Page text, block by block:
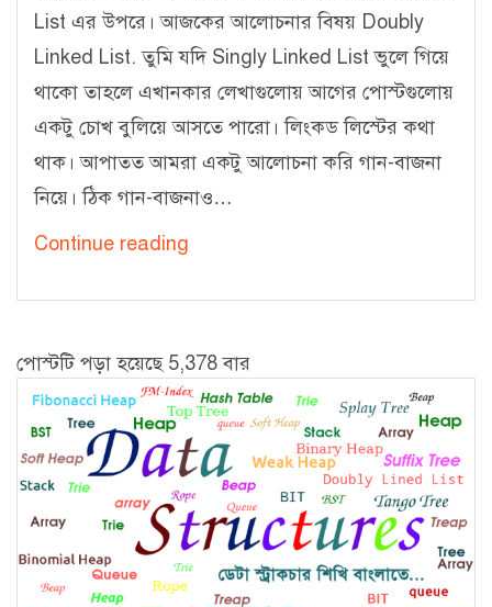
List এর উপরে। আজকের আলোচনার বিষয় Doubly
Linked List. তুমি যদি Singly Linked List ভুলে গিয়ে
থাকো তাহলে এখানকার লেখাগুলোয় আগের পোস্টগুলোয়
একটু চোখ বুলিয়ে আসতে পারো। লিংকড লিস্টের কথা
থাক। আপাতত আমরা একটু আলোচনা করি গান-বাজনা
নিয়ে। ঠিক গান-বাজনাও…
Continue reading
[Doubly
Linked
List:
Insert,
Print
Forward
and
পোস্টটি পড়া হয়েছে 5,378 বার